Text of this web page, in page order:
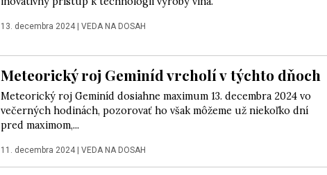
13. decembra 2024 VEDA NA DOSAH
Meteorický roj Geminíd vrcholí v týchto dňoch
Meteorický roj Geminíd dosiahne maximum 13. decembra 2024 vo
večerných hodinách, pozorovať ho však môžeme už niekoľko dní
pred maximom,...
11. decembra 2024 | VEDA NA DOSAH